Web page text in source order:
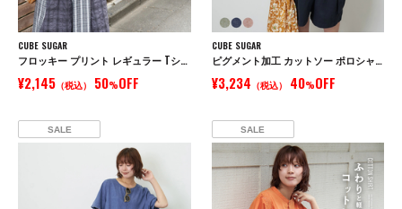
CUBE SUGAR
フロッキー プリント レギュラー Tシャツ
¥2,145 （税込） 50%OFF
CUBE SUGAR
ピグメント加工 カットソー ポロシャツ
¥3,234 （税込） 40%OFF
SALE SALE